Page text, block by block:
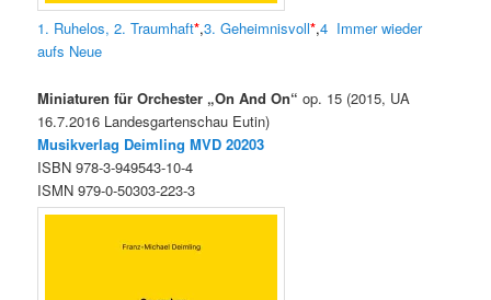
1. Ruhelos, 2. Traumhaft*,3. Geheimnisvoll*,4 Immer wieder
aufs Neue
Miniaturen für Orchester „On And On“op. 15 (2015, UA
16.7.2016 Landesgartenschau Eutin)
Musikverlag Deimling MVD 20203
ISBN 978-3-949543-10-4
ISMN 979-0-50303-223-3